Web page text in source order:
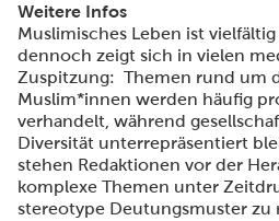
Weitere Infos
Muslimisches Leben ist
dennoch zeigt sich in vielen
Zuspitzung: Themen rund um
Muslim*innen werden häufig
verhandelt, während
Diversität unterrepräsentiert
stehen Redaktionen vor der
komplexe Themen unter
stereotype Deutungsmuster zu